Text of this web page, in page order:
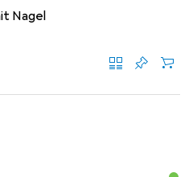
Nagel